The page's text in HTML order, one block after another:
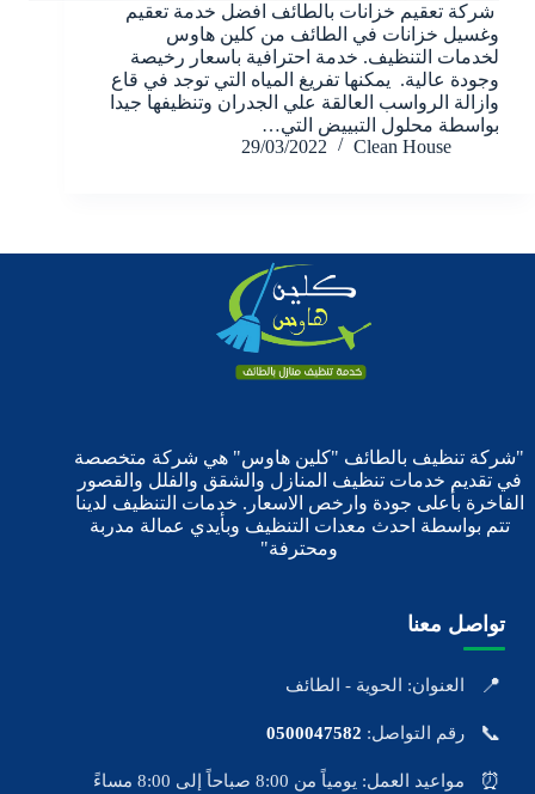
شركة تعقيم خزانات بالطائف افضل خدمة تعقيم
وغسيل خزانات في الطائف من كلين هاوس
لخدمات التنظيف. خدمة احترافية باسعار رخيصة
وجودة عالية. يمكنها تفريغ المياه التي توجد في قاع
وازالة الرواسب العالقة علي الجدران وتنظيفها جيدا
بواسطة محلول التبييض التي…
Clean House
29/03/2022
"شركة تنظيف بالطائف "كلين هاوس" هي شركة متخصصة
في تقديم خدمات تنظيف المنازل والشقق والفلل والقصور
الفاخرة بأعلى جودة وارخص الاسعار. خدمات التنظيف لدينا
تتم بواسطة احدث معدات التنظيف وبأيدي عمالة مدربة
ومحترفة"
تواصل معنا
📍 العنوان: الحوية - الطائف
📞 رقم التواصل: 0500047582
⏰ مواعيد العمل: يومياً من 8:00 صباحاً إلى 8:00 مساءً